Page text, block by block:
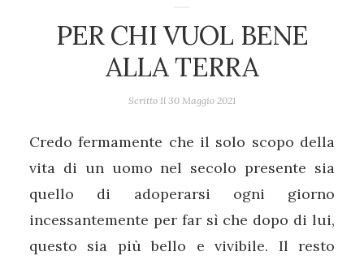
PER CHI VUOL BENE
ALLA TERRA
Scritto Il 30 Maggio 2021
Credo fermamente che il solo scopo della
vita di un uomo nel secolo presente sia
quello di adoperarsi ogni giorno
incessantemente per far sì che dopo di lui,
questo sia più bello e vivibile. Il resto